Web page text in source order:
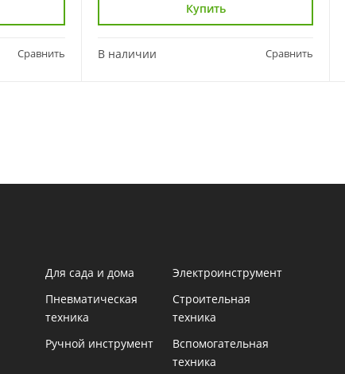
Сравнить
Купить
В наличии Сравнить
Для сада и дома
Электроинструмент
Пневматическая
техника
Строительная
техника
Ручной инструмент
Вспомогательная
техника